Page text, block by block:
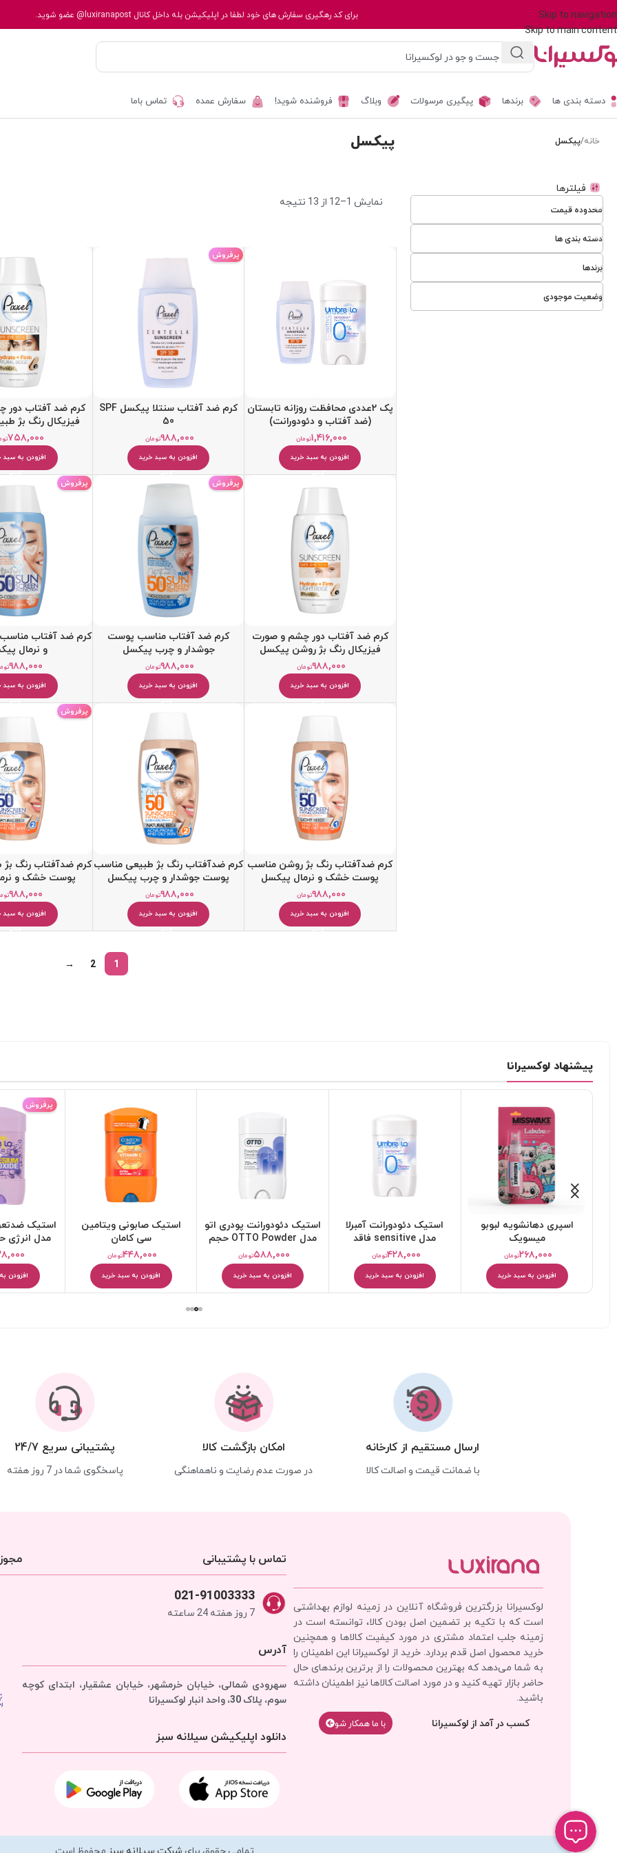
Skip to navigation
Skip to main content
برای کد رهگیری سفارش های خود لطفا در اپلیکیشن بله داخل کانال@luxiranapost عضو شوید.
دسته بندی ها
کرم مرطوب کننده
برندها پیگیری مرسولات وبلاگ فروشنده شوید! سفارش عمده تماس باما
خانه/پیکسل پیکسل
فیلترها
محدوده قیمت
دسته بندی ها
برندها
وضعیت موجودی
نمایش 1–12 از 13 نتیجه
پک 2عددی محافظت روزانه تابستان
(ضد آفتاب و دئودورانت)
تومان۱,۴۱۶,۰۰۰
افزودن به سبد خرید
پرفروش
کرم ضد آفتاب سنتلا پیکسل SPF
50
تومان۹۸۸,۰۰۰
افزودن به سبد خرید
کرم ضد آفتاب دور
فیزیکال رنگ بژ
۷۵۸,۰۰۰
افزودن به سبد
کرم ضد آفتاب دور چشم و صورت
فیزیکال رنگ بژ روشن پیکسل
تومان۹۸۸,۰۰۰
افزودن به سبد خرید
پرفروش
کرم ضد آفتاب مناسب پوست
جوشدار و چرب پیکسل
تومان۹۸۸,۰۰۰
افزودن به سبد خرید
پرفروش
کرم ضد آفتاب
و نرمال
۹۸۸,۰۰۰
افزودن به سبد
کرم ضدآفتاب رنگ بژ روشن مناسب
پوست خشک و نرمال پیکسل
تومان۹۸۸,۰۰۰
افزودن به سبد خرید
کرم ضدآفتاب رنگ بژ طبیعی مناسب
پوست جوشدار و چرب پیکسل
تومان۹۸۸,۰۰۰
افزودن به سبد خرید
پرفروش
کرم ضدآفتاب رنگ
پوست خشک و
۹۸۸,۰۰۰
افزودن به سبد
1
2
→
پیشنهاد لوکسیرانا
اسپری دهانشویه لبوبو
میسویک
تومان۲۶۸,۰۰۰
افزودن به سبد خرید
استیک دئودورانت آمبرلا
مدل sensitive فاقد
لیتر
تومان۴۲۸,۰۰۰
افزودن به سبد خرید
استیک دئودورانت پودری اتو
مدل OTTO Powder حجم
40 میلی لیتر
تومان۵۸۸,۰۰۰
افزودن به سبد خرید
استیک صابونی ویتامین
سی کامان
تومان۴۴۸,۰۰۰
افزودن به سبد خرید
پرفروش
استیک
افزودن
ارسال مستقیم از کارخانه
با ضمانت قیمت و اصالت کالا
امکان بازگشت کالا
در صورت عدم رضایت و ناهماهنگی
پشتیبانی سریع 24/7
پاسخگوی شما در 7 روز هفته
لوکسیرانا بزرگترین فروشگاه آنلاین در زمینه لوازم بهداشتی
است که با تکیه بر تضمین اصل بودن کالا، توانسته است در
زمینه جلب اعتماد مشتری در مورد کیفیت کالاها و همچنین
خرید محصول اصل قدم بردارد. خرید از لوکسیرانا این اطمینان را
به شما می‌دهد که بهترین محصولات را از برترین برندهای حال
حاضر بازار تهیه کنید و در مورد اصالت کالاها نیز اطمینان داشته
باشید.
کسب در آمد از لوکسیرانا با‌‌ ما همکار شو
تماس با پشتیبانی
021-91003333
7 روز هفته 24 ساعته
آدرس
سهرودی شمالی، خیابان خرمشهر، خیابان عشقیار، ابتدای کوچه
سوم، پلاک 30، واحد انبار
لوکسیرانا
دانلود اپلیکیشن سیلانه سبز
تمامی حقوق برای شرکت سیلانه سبز محفوظ است